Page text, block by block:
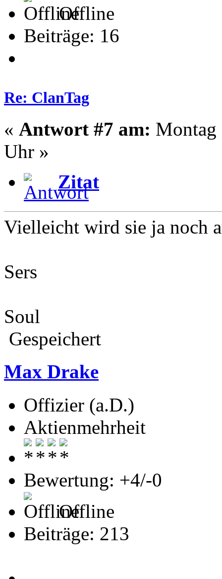
Offline
Beiträge: 16
Re: ClanTag
« Antwort #7 am: Montag
Uhr »
Zitat
Vielleicht wird sie ja noch
Sers
Soul
Gespeichert
Max Drake
Offizier (a.D.)
Aktienmehrheit
Bewertung: +4/-0
Offline
Beiträge: 213